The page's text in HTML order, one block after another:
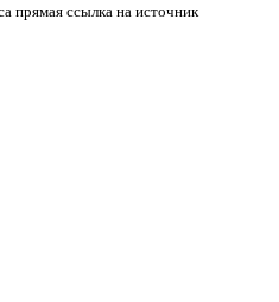
прямая ссылка на источник